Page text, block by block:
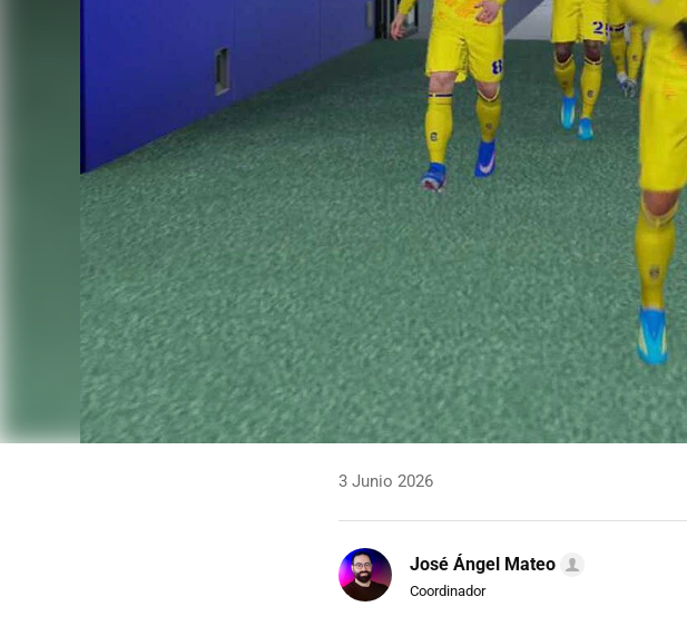
3 Junio 2026
José Ángel Mateo
Coordinador